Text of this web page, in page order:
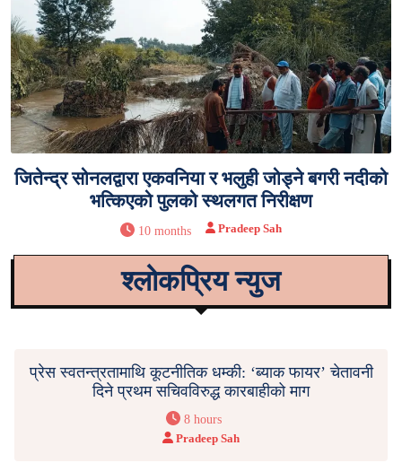
जितेन्द्र सोनलद्वारा एकवनिया र भलुही जोड्ने बगरी नदीको
भत्किएको पुलको स्थलगत निरीक्षण
10 months Pradeep Sah
श्लोकप्रिय न्युज
प्रेस स्वतन्त्रतामाथि कूटनीतिक धम्की: ‘ब्याक फायर’ चेतावनी
दिने प्रथम सचिवविरुद्ध कारबाहीको माग
8 hours
Pradeep Sah